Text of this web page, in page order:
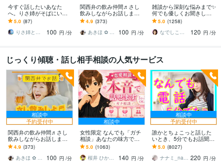
今すぐ話したいあなた
へ。りさ姉がそばにいま
す 1人じゃない。どんな感
情も否定しない✨低音ボイ
スでゆったり
5.0 (87)
りさ姉と話すこころ整え時間
100 円 /分
関西弁の飲み仲間♬さし
飲みしながらお話します
何となく話したい✨酔った
時のいい気分のまま⭐︎お話
しましょう
4.9 (373)
あきほ ✿ 元気を届ける関西女子✨
100 円 /分
雑談から深刻な悩みまで✨
何でも優しくお聞きしま
す 恋愛・人間関係・仕
事・職場・家族✅どんな事
でも受け止めます❗
5.0 (1258)
なでしこママ ✿ 幸せ案内人
120 円 /分
じっくり傾聴・話し相手相談の人気サービス
相談中
予約受付中
関西弁の飲み仲間♬さし
飲みしながらお話します
何となく話したい✨酔った
時のいい気分のまま⭐︎お話
しましょう
4.9 (373)
あきほ ✿ 元気を届ける関西女子✨
100 円 /分
相談中
女性限定 なんでも「ガチ
相談」あなたの味方で話
ます 男性目線で、あなた
の恋の“答え”を言葉にしま
す。
5.0 (1063)
桜井 ひかる｜経験豊富の恋愛相談室
140 円 /分
相談中
予約受付中
誰かとちょこっと話した
いとき、5分でもお話聞き
ます 疲れた～、でもカウ
ンセリングじゃない、な
んとなく雑談聞いて～
5.0 (8027)
ナナミ_nanami 220 円 /分